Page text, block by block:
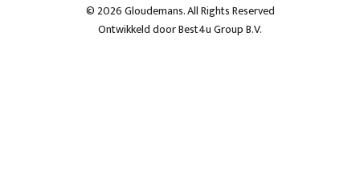
© 2026 Gloudemans. All Rights Reserved
Ontwikkeld doorBest4u Group B.V.